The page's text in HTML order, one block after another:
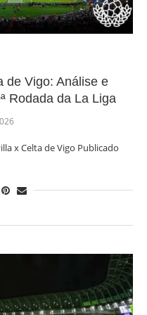
de Vigo: Análise e
Rodada da La Liga
x Celta de Vigo Publicado